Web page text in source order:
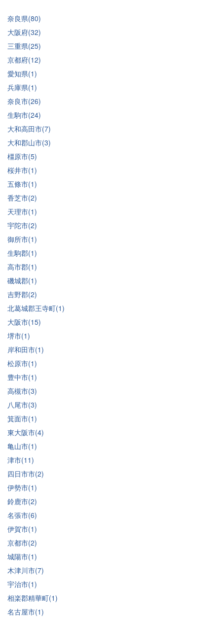
奈良県(80)
大阪府(32)
三重県(25)
京都府(12)
愛知県(1)
兵庫県(1)
奈良市(26)
生駒市(24)
大和高田市(7)
大和郡山市(3)
橿原市(5)
桜井市(1)
五條市(1)
香芝市(2)
天理市(1)
宇陀市(2)
御所市(1)
生駒郡(1)
高市郡(1)
磯城郡(1)
吉野郡(2)
北葛城郡王寺町(1)
大阪市(15)
堺市(1)
岸和田市(1)
松原市(1)
豊中市(1)
高槻市(3)
八尾市(3)
箕面市(1)
東大阪市(4)
亀山市(1)
津市(11)
四日市市(2)
伊勢市(1)
鈴鹿市(2)
名張市(6)
伊賀市(1)
京都市(2)
城陽市(1)
木津川市(7)
宇治市(1)
相楽郡精華町(1)
名古屋市(1)